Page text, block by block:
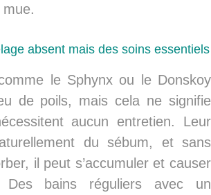
absent mais des soins essentiels
le Sphynx ou le Donskoy
de poils, mais cela ne signifie
aucun entretien. Leur
du sébum, et sans
il peut s’accumuler et causer
Des bains réguliers avec un